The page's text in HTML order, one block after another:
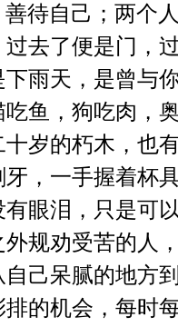
待自己；两个
过去了便是门，
雨天，是曾与
鱼，狗吃肉，
岁的朽木，也
牙，一手握着杯
眼泪，只是可
规劝受苦的人
己呆腻的地方
排的机会，每时